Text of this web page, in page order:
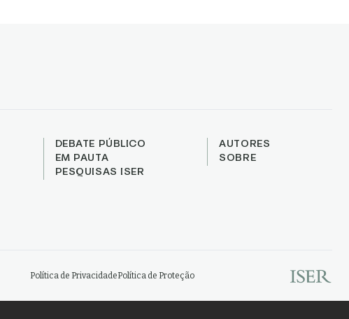
DEBATE PÚBLICO
EM PAUTA
PESQUISAS ISER
AUTORES
SOBRE
Política de PrivacidadePolítica de Proteção